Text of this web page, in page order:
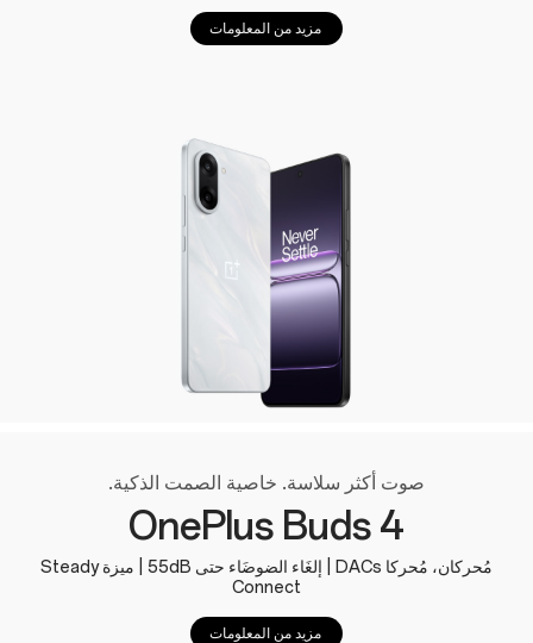
مزيد من المعلومات
صوت أكثر سلاسة. خاصية الصمت الذكية.
OnePlus Buds 4
مُحركان، مُحركا DACs | إلغَاء الضوضَاء حتى 55dB | ميزة Steady
Connect
مزيد من المعلومات